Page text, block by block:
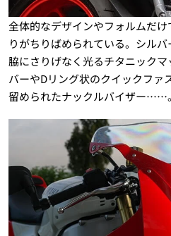
全体的なデザインやフォルムだ
りがちりばめられている。シル
脇にさりげなく光るチタニック
バーやDリング状のクイックファ
留められたナックルバイザー……。